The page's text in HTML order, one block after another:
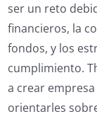
ser un reto
financieros, la
fondos, y los
cumplimiento.
a crear
orientarles